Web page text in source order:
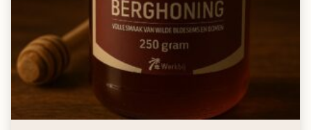
Veelgestelde vragen:
Wat maakt bloemenhoning bijzonder?
De smaak van bloemenhoning is afhankelijk van het seizoen,
aangezien de bijen nectar verzamelen uit verschillende
bloemen die in verschillende tijden van het jaar bloeien. Het is